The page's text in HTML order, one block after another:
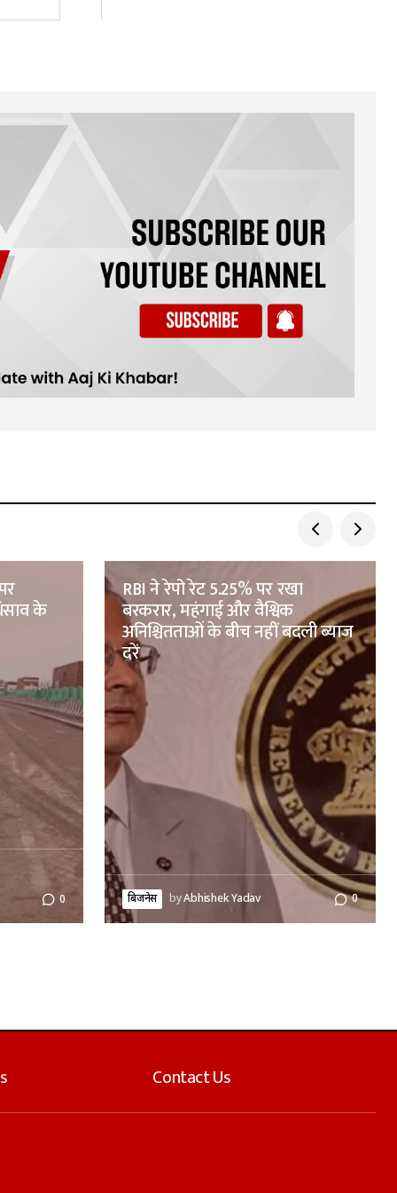
के
0
RBI ने रेपो रेट 5.25% पर रखा
बरकरार, महंगाई और वैश्विक
अनिश्चितताओं के बीच नहीं बदली ब्याज
दरें
बिजनेस byAbhishek Yadav 0
Contact Us